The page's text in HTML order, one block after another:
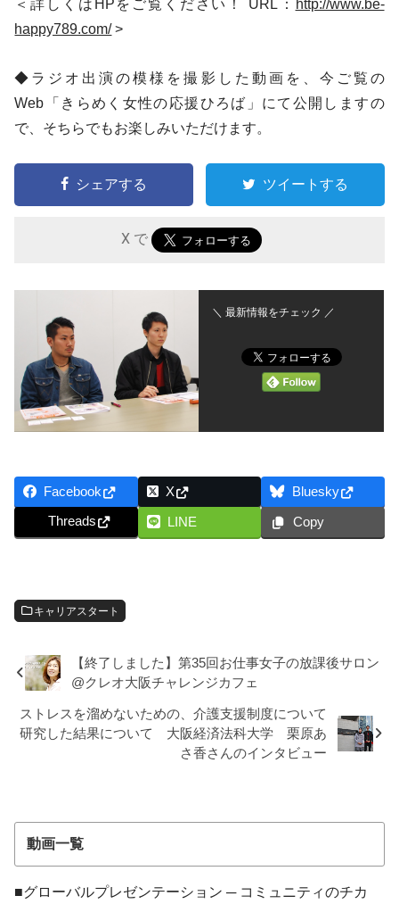
＜詳しくはHPをご覧ください！ URL：
http://www.be-
happy789.com/>
◆ラジオ出演の模様を撮影した動画を、今ご覧の
Web「きらめく女性の応援ひろば」にて公開しますの
で、そちらでもお楽しみいただけます。
シェアする ツイートする
X で
＼ 最新情報をチェック ／
Facebook X Bluesky
Threads LINE Copy
キャリアスタート
【終了しました】第35回お仕事女子の放課後サロン
@クレオ大阪チャレンジカフェ
ストレスを溜めないための、介護支援制度について
研究した結果について 大阪経済法科大学 栗原あ
さ香さんのインタビュー
動画一覧
■グローバルプレゼンテーション ─ コミュニティのチカ